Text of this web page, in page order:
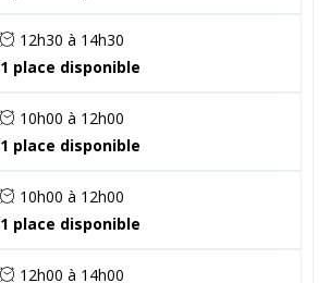
12h30 à 14h30
1 place disponible
10h00 à 12h00
1 place disponible
10h00 à 12h00
1 place disponible
12h00 à 14h00